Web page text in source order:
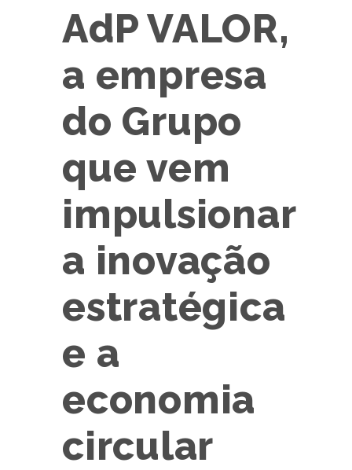
AdP VALOR,
a empresa
do Grupo
que vem
impulsionar
a inovação
estratégica
e a
economia
circular